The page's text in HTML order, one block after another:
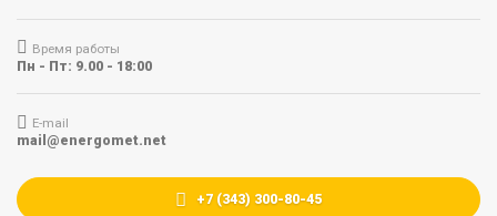
Время работы
Пн - Пт: 9.00 - 18:00
E-mail
mail@energomet.net
+7 (343) 300-80-45